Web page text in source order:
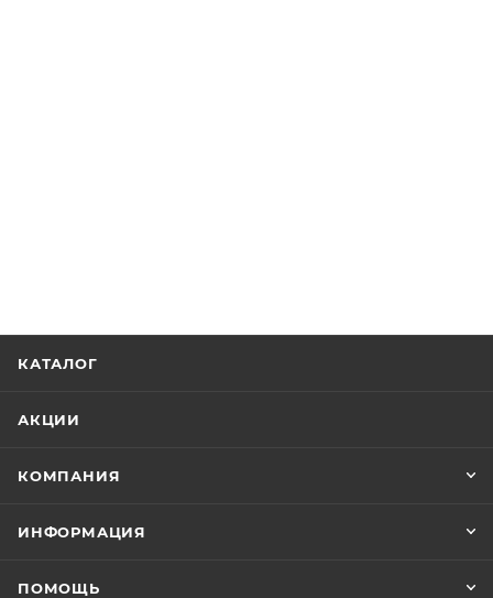
КАТАЛОГ
АКЦИИ
КОМПАНИЯ
ИНФОРМАЦИЯ
ПОМОЩЬ